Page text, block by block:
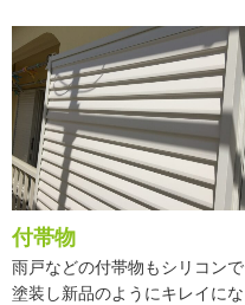
付帯物
雨戸などの付帯物もシリコンで
塗装し新品のようにキレイにな